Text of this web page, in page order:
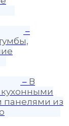
–
– В
панелями из